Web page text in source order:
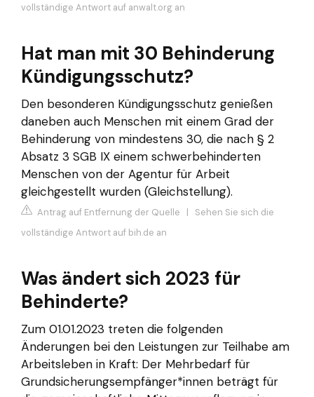
vollständige Antwort auf anwalt.org an
Hat man mit 30 Behinderung
Kündigungsschutz?
Den besonderen Kündigungsschutz genießen
daneben auch Menschen mit einem Grad der
Behinderung von mindestens 30, die nach § 2
Absatz 3 SGB IX einem schwerbehinderten
Menschen von der Agentur für Arbeit
gleichgestellt wurden (Gleichstellung).
Antrag auf Entfernung der Quelle | Sehen Sie sich die
vollständige Antwort auf bih.de an
Was ändert sich 2023 für
Behinderte?
Zum 01.01.2023 treten die folgenden
Änderungen bei den Leistungen zur Teilhabe am
Arbeitsleben in Kraft: Der Mehrbedarf für
Grundsicherungsempfänger*innen beträgt für